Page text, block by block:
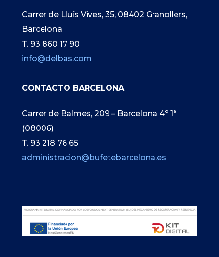
Carrer de Lluís Vives, 35, 08402 Granollers,
Barcelona
T. 93 860 17 90
info@delbas.com
CONTACTO BARCELONA
Carrer de Balmes, 209 – Barcelona 4º 1ª
(08006)
T. 93 218 76 65
administracion@bufetebarcelona.es